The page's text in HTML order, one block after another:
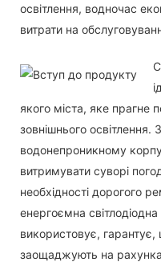
освітлення, водночас
витрати на
якого міста, яке прагне
зовнішнього
водонепроникному
витримувати суворі
необхідності дорогого
енергоємна світлодіодна
використовує, гарантує,
заощаджують на